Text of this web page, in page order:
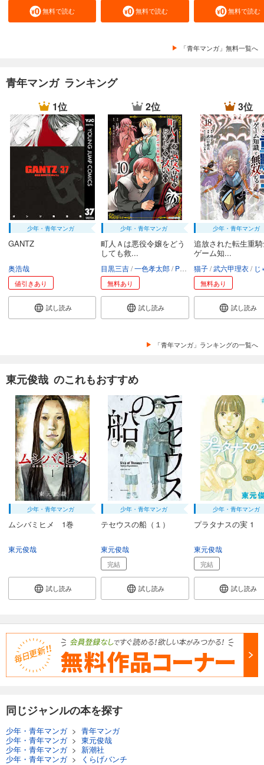
無料で読む 無料で読む 無料で読む
「青年マンガ」無料一覧へ
青年マンガ ランキング
1位
少年・青年マンガ
GANTZ
奥浩哉
値引きあり
試し読み
2位
少年・青年マンガ
町人Ａは悪役令嬢をどう
しても救...
目黒三吉 一色孝太郎 Parum
無料あり
試し読み
3位
少年・青年マンガ
追放された転生重
ゲーム知...
猫子 武六甲理衣 じゃ
無料あり
試し読み
「青年マンガ」ランキングの一覧へ
東元俊哉 のこれもおすすめ
少年・青年マンガ
ムシバミヒメ 1巻
東元俊哉
試し読み
少年・青年マンガ
テセウスの船（１）
東元俊哉
完結
試し読み
少年・青年マンガ
プラタナスの実 1
東元俊哉
完結
試し読み
同じジャンルの本を探す
少年・青年マンガ> 青年マンガ
少年・青年マンガ> 東元俊哉
少年・青年マンガ> 新潮社
少年・青年マンガ> くらげバンチ